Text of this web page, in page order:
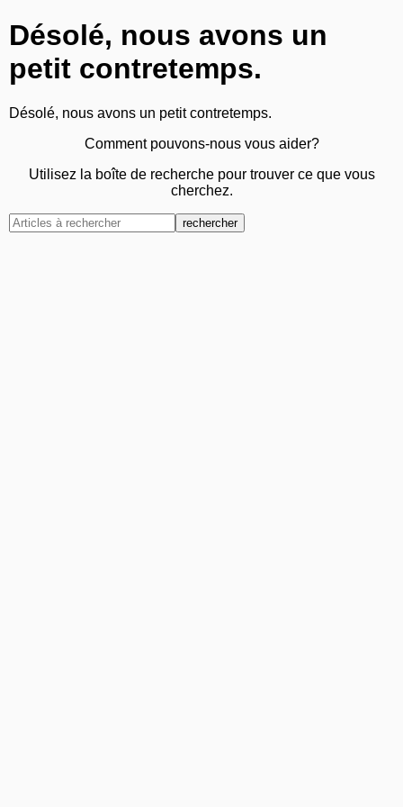
Désolé, nous avons un
petit contretemps.
Désolé, nous avons un petit contretemps.
Comment pouvons-nous vous aider?
Utilisez la boîte de recherche pour trouver ce que vous
cherchez.
rechercher